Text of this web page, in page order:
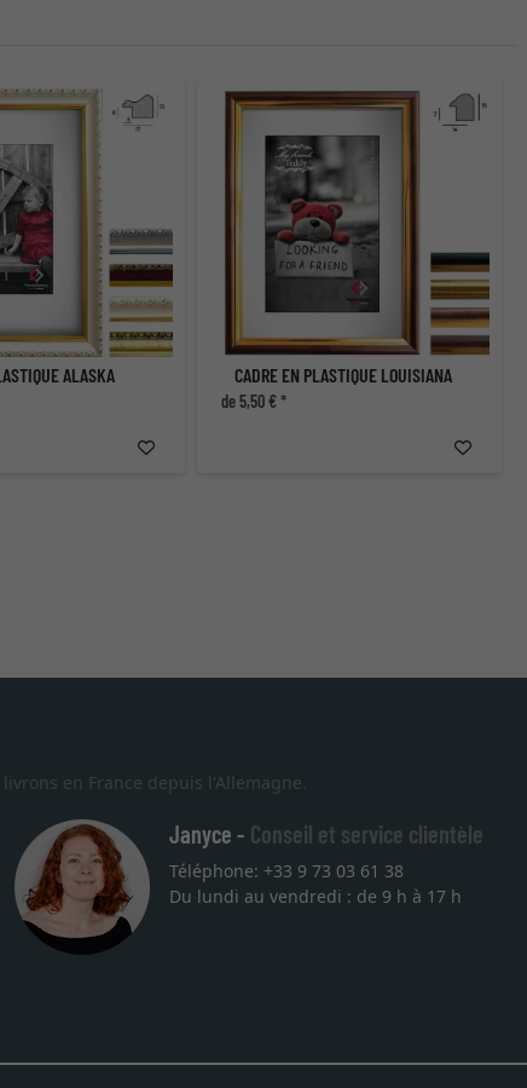
ALASKA CADRE EN PLASTIQUE LOUISIANA
de 5,50 € *
en France depuis l'Allemagne.
Janyce - Conseil et service clientèle
Téléphone: +33 9 73 03 61 38
Du lundi au vendredi : de 9 h à 17 h